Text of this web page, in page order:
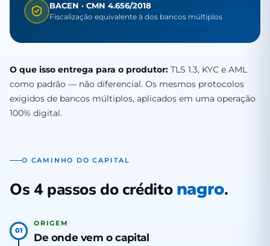
BACEN · CMN 4.656/2018
Fiscalização equivalente à dos bancos múltiplos
O que isso entrega para o produtor: TLS 1.3, KYC e AML
como padrão — não diferencial. Os mesmos protocolos
exigidos de bancos múltiplos, aplicados em uma operação
100% digital.
O CAMINHO DO CAPITAL
Os 4 passos do crédito nagro.
01
ORIGEM
De onde vem o capital